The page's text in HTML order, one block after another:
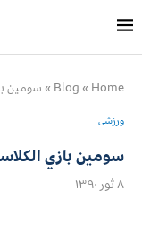
Home
»
Blog
» سومين
ورزشی
سومين بازي
۸ ثور ۱۳۹۰